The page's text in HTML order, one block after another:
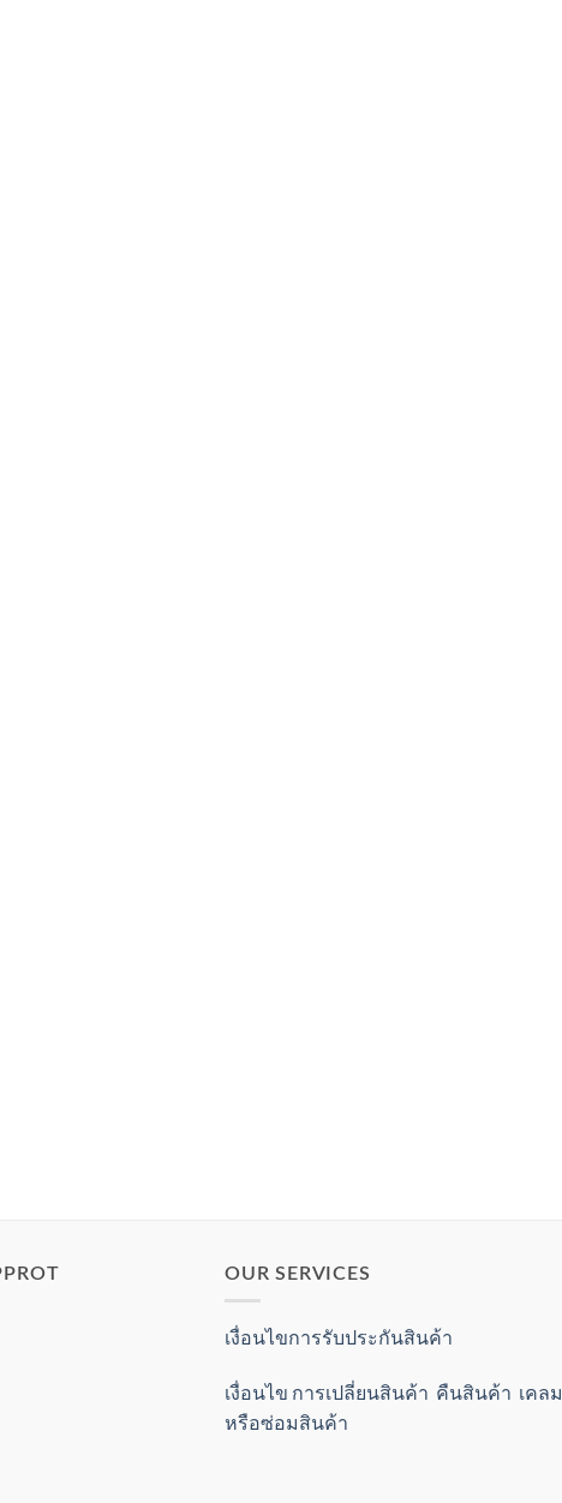
OUR SERVICES
เงื่อนไขการรับประกันสินค้า
เงื่อนไข การเปลี่ยนสินค้า คืนสินค้า เคลม
หรือซ่อมสินค้า